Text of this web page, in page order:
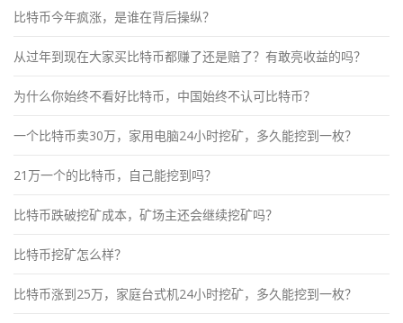
比特币今年疯涨，是谁在背后操纵？
从过年到现在大家买比特币都赚了还是赔了？有敢亮收益的吗？
为什么你始终不看好比特币，中国始终不认可比特币？
一个比特币卖30万，家用电脑24小时挖矿，多久能挖到一枚？
21万一个的比特币，自己能挖到吗？
比特币跌破挖矿成本，矿场主还会继续挖矿吗？
比特币挖矿怎么样？
比特币涨到25万，家庭台式机24小时挖矿，多久能挖到一枚？